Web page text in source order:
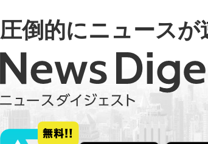
圧倒的にニュースが